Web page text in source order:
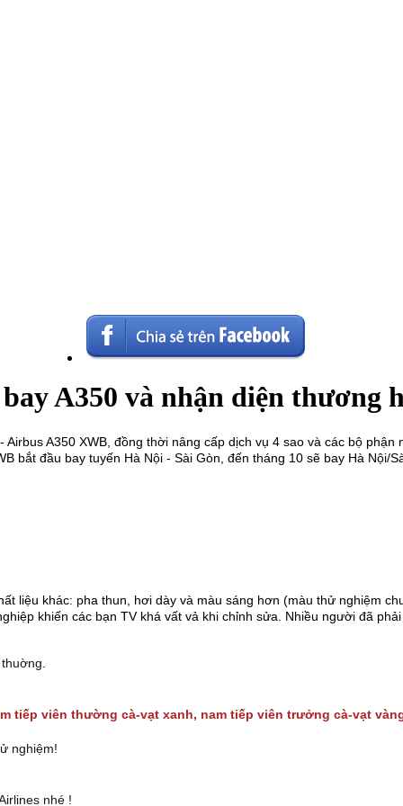
A350 và nhận diện thương
A350 XWB, đồng thời nâng cấp dịch vụ 4 sao và các bộ
bắt đầu bay tuyến Hà Nội - Sài Gòn, đến tháng 10 sẽ bay Hà Nội/
liệu khác: pha thun, hơi dày và màu sáng hơn (màu thử nghiệm
khiến các bạn TV khá vất vả khi chỉnh sửa. Nhiều người đã
thuờng.
tiếp viên thường cà-vạt xanh, nam tiếp viên trưởng cà-vạt
nghiệm!
nhé !